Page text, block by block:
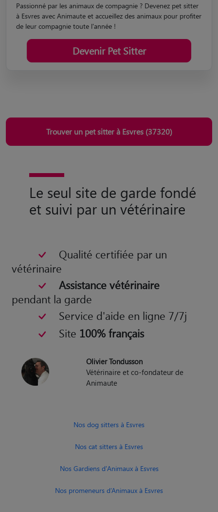
Passionné par les animaux de compagnie ? Devenez pet sitter
à Esvres avec Animaute et accueillez des animaux pour profiter
de leur compagnie toute l'année !
Devenir Pet Sitter
Trouver un pet sitter à Esvres (37320)
Le seul site de garde fondé
et suivi par un vétérinaire
Qualité certifiée par un
vétérinaire
Assistance vétérinaire
pendant la garde
Service d'aide en ligne 7/7j
Site 100% français
Olivier Tondusson
Vétérinaire et co-fondateur de
Animaute
Nos dog sitters à Esvres
Nos cat sitters à Esvres
Nos Gardiens d'Animaux à Esvres
Nos promeneurs d’Animaux à Esvres